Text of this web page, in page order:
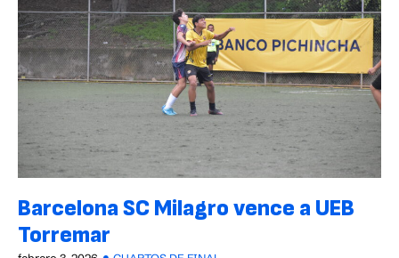
Barcelona SC Milagro vence a UEB
Torremar